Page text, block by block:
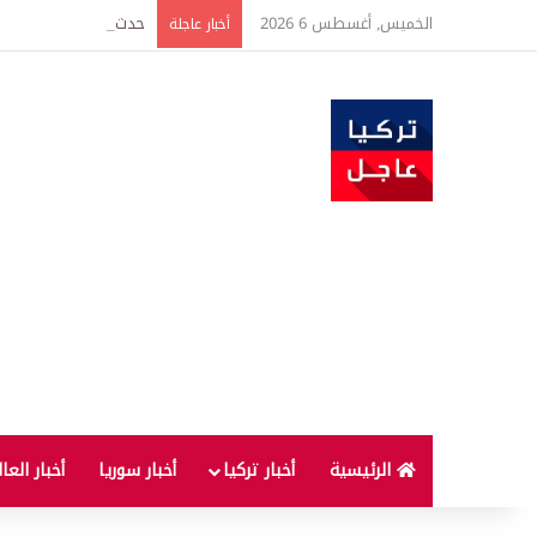
الخميس, أغسطس 6 2026 أخبار عاجلة حدث فريد من نوعه بين
الرئيسية أخبار تركيا أخبار سوريا أخبار